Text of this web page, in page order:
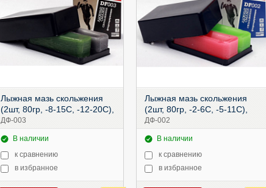
Лыжная мазь скольжения
(2шт, 80гр, -8-15С, -12-20С),
ДФ-003
В наличии
к сравнению
в избранное
Лыжная мазь скольжения
(2шт, 80гр, -2-6С, -5-11С),
ДФ-002
В наличии
к сравнению
в избранное